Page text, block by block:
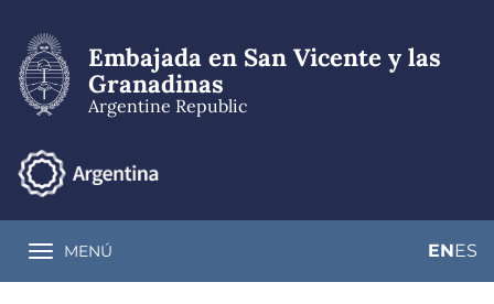
main
content
Embajada en San Vicente y las
Granadinas
Argentine Republic
Toggle navigation
MENÚ ENES